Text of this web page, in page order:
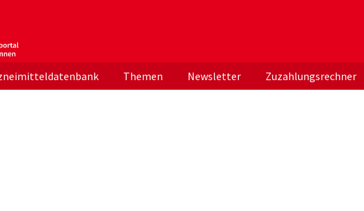
der deutschen ApothekerInnen
Themen Newsletter Zuzahlungsrechner